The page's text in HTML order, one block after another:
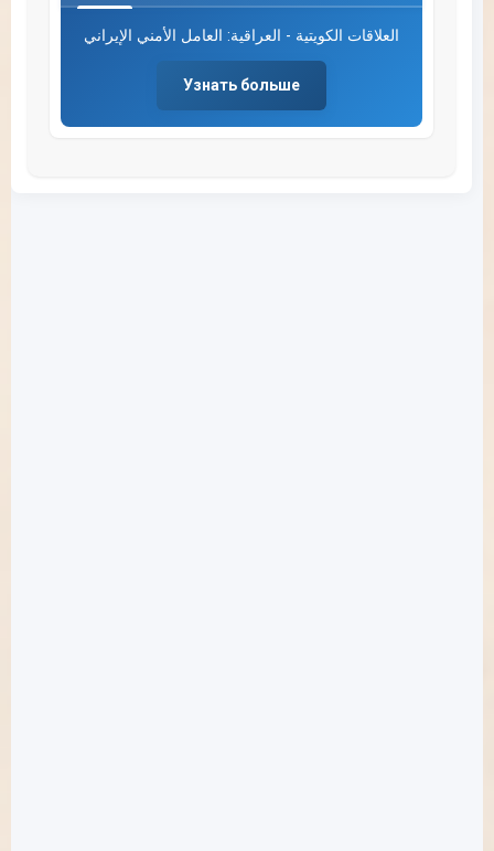
العلاقات الكويتية - العراقية: العامل الأمني الإيراني
Узнать больше